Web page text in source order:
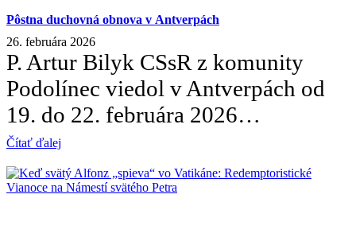
Pôstna duchovná obnova v Antverpách
26. februára 2026
P. Artur Bilyk CSsR z komunity
Podolínec viedol v Antverpách od
19. do 22. februára 2026…
Čítať ďalej